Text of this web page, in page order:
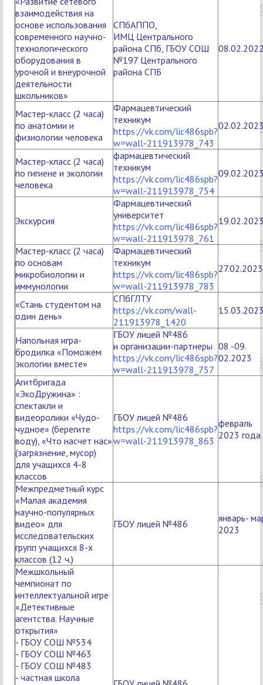
взаимодействия на
основе использования
современного научно-
технологического
оборудования в
урочной и внеурочной
деятельности
школьников»
СПбАППО,
ИМЦ Центрального
района СПб, ГБОУ СОШ
№197 Центрального
района СПБ
Мастер-класс (2 часа)
по анатомии и
физиологии человека
Фармацевтический
техникум
https://vk.com/lic486spb?
w=wall-211913978_743
Мастер-класс (2 часа)
по гигиене и экологии
человека
фармацевтический
техникум
https://vk.com/lic486spb?
w=wall-211913978_754
Экскурсия
Фармацевтический
университет
https://vk.com/lic486spb?
w=wall-211913978_761
Мастер-класс (2 часа)
по основам
микробиологии и
иммунологии
Фармацевтический
техникум
https://vk.com/lic486spb?
w=wall-211913978_783
27.02.2023
«Стань студентом на
один день»
СПбГЛТУ
https://vk.com/wall-
211913978_1420
Напольная игра-
бродилка «Поможем
экологии вместе»
ГБОУ лицей №486
и организации-партнеры
https://vk.com/lic486spb?
w=wall-211913978_757
08 -09.
02.2023
Агитбригада
«ЭкоДружина» :
спектакли и
видеоролики «Чудо-
чудное» (берегите
воду), «Что насчет нас»
(загрязнение, мусор)
для учащихся 4-8
классов
ГБОУ лицей №486
https://vk.com/lic486spb?
w=wall-211913978_863
февраль
2023 года
Межпредметный курс
«Малая академия
научно-популярных
видео» для
исследовательских
групп учащихся 8-х
классов (12 ч.)
ГБОУ лицей №486
январь-
2023
Межшкольный
чемпионат по
интеллектуальной игре
«Детективные
агентства. Научные
открытия»
- ГБОУ СОШ №534
- ГБОУ СОШ №463
- ГБОУ СОШ №483
- частная школа